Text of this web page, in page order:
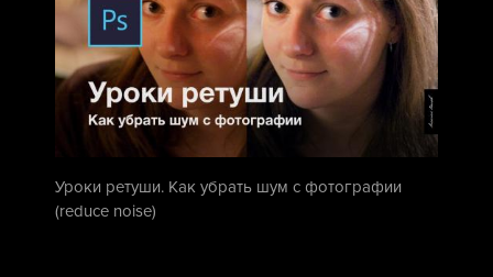
Уроки ретуши. Как убрать шум с фотографии
(reduce noise)